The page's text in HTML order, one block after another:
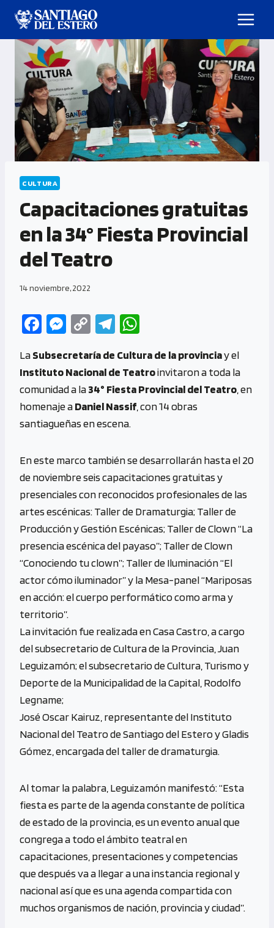
CULTURA
Capacitaciones gratuitas
en la 34° Fiesta Provincial
del Teatro
14 noviembre, 2022
Fa
b
o
o
k
M
se
n
g
er
C
py
Li
n
k
Te
gr
a
m
at
s
A
LaSubsecretaría de Cultura de la provinciay el
Instituto Nacional de Teatroinvitaron a toda la
comunidad a la34° Fiesta Provincial del Teatro , en
homenaje aDaniel Nassif , con 14 obras
santiagueñas en escena.
En este marco también se desarrollarán hasta el 20
de noviembre seis capacitaciones gratuitas y
presenciales con reconocidos profesionales de las
artes escénicas: Taller de Dramaturgia; Taller de
Producción y Gestión Escénicas; Taller de Clown “La
presencia escénica del payaso”; Taller de Clown
“Conociendo tu clown”; Taller de Iluminación “El
actor cómo iluminador” y la Mesa-panel “Mariposas
en acción: el cuerpo performático como arma y
territorio”.
La invitación fue realizada en Casa Castro, a cargo
del subsecretario de Cultura de la Provincia, Juan
Leguizamón; el subsecretario de Cultura, Turismo y
Deporte de la Municipalidad de la Capital, Rodolfo
Legname;
José Oscar Kairuz, representante del Instituto
Nacional del Teatro de Santiago del Estero y Gladis
Gómez, encargada del taller de dramaturgia.
Al tomar la palabra, Leguizamón manifestó: “Esta
fiesta es parte de la agenda constante de política
de estado de la provincia, es un evento anual que
congrega a todo el ámbito teatral en
capacitaciones, presentaciones y competencias
que después va a llegar a una instancia regional y
nacional así que es una agenda compartida con
muchos organismos de nación, provincia y ciudad”.